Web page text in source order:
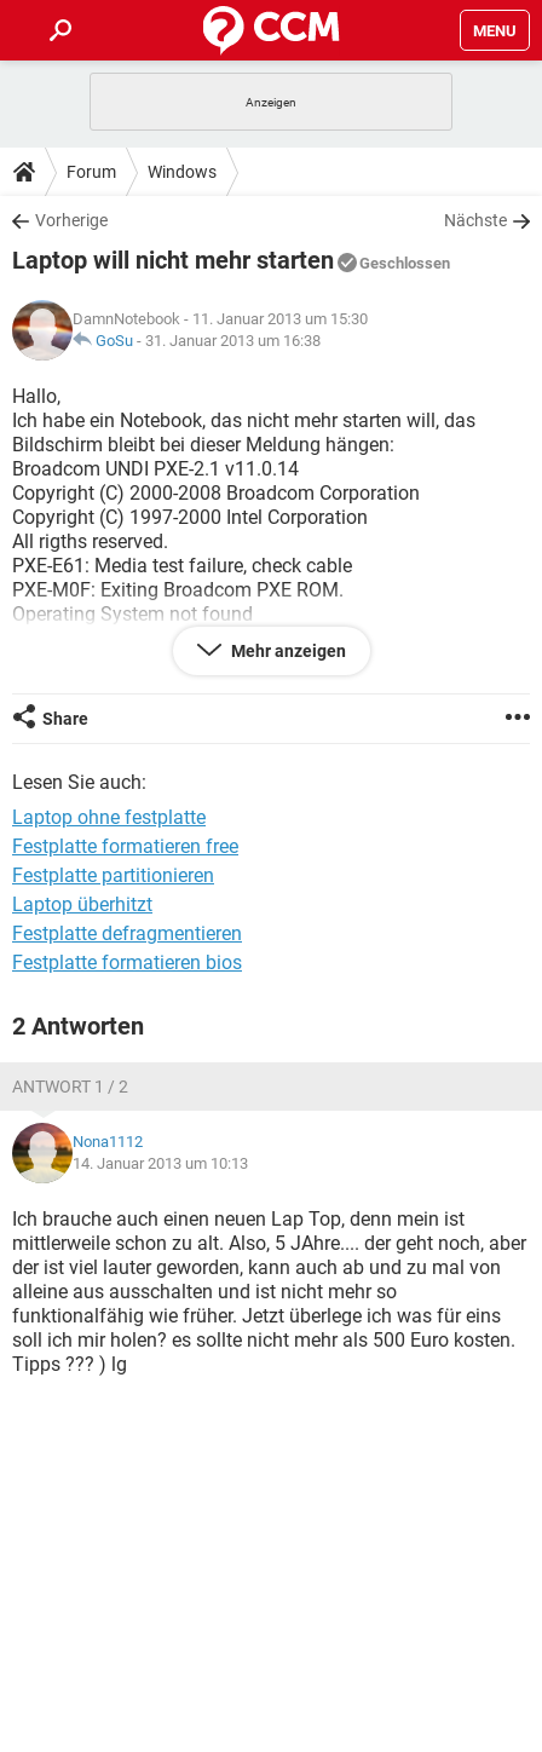
MENU
ANDROID
WINDOWS 10
WHATSAPP TIKTOK
FACEBOOK
TIPPS & TRICKS
SPIELE
WHATSAPP TIKTOK
FACEBOOK
DOWNLOADS
SPIELE STREAMING
ANDROID
WINDOWS 10 INSTAGRAM
WHATSAPP
FACEBOOK HARDWARE
FORUM
SPIELE STREAMING
ANDROID
WINDOWS 10
WHATSAPP TIKTOK
FACEBOOK HARDWARE
LEXIKON
SPIELE
ANDROID IOS
WINDOWS 10 INSTAGRAM
WHATSAPP TIKTOK
FACEBOOK
Forum Windows
Vorherige Nächste
Laptop will nicht mehr starten Geschlossen
DamnNotebook - 11. Januar 2013 um 15:30
GoSu - 31. Januar 2013 um 16:38
Hallo,
Ich habe ein Notebook, das nicht mehr starten will, das
Bildschirm bleibt bei dieser Meldung hängen:
Broadcom UNDI PXE-2.1 v11.0.14
Copyright (C) 2000-2008 Broadcom Corporation
Copyright (C) 1997-2000 Intel Corporation
All rigths reserved.
PXE-E61: Media test failure, check cable
PXE-M0F: Exiting Broadcom PXE ROM.
Operating System not found
Weiss jemand was ich machen muss damit mein Notebook
Mehr anzeigen
Share
Lesen Sie auch:
Laptop ohne festplatte
Festplatte formatieren free
Festplatte partitionieren
Laptop überhitzt
Festplatte defragmentieren
Festplatte formatieren bios
2 Antworten
ANTWORT 1 / 2
Nona1112
14. Januar 2013 um 10:13
Ich brauche auch einen neuen Lap Top, denn mein ist
mittlerweile schon zu alt. Also, 5 JAhre.... der geht noch, aber
der ist viel lauter geworden, kann auch ab und zu mal von
alleine aus ausschalten und ist nicht mehr so
funktionalfähig wie früher. Jetzt überlege ich was für eins
soll ich mir holen? es sollte nicht mehr als 500 Euro kosten.
Tipps ??? ) lg